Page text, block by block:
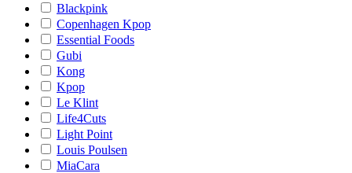
Blackpink
Copenhagen Kpop
Essential Foods
Gubi
Kong
Kpop
Le Klint
Life4Cuts
Light Point
Louis Poulsen
MiaCara